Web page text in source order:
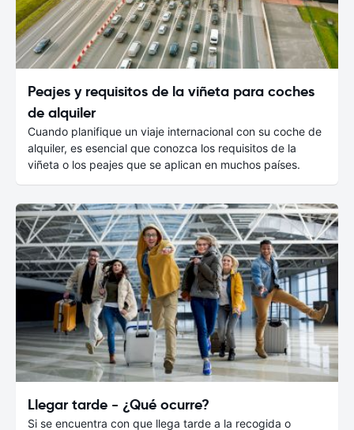
Peajes y requisitos de la viñeta para coches
de alquiler
Cuando planifique un viaje internacional con su coche de
alquiler, es esencial que conozca los requisitos de la
viñeta o los peajes que se aplican en muchos países.
Llegar tarde - ¿Qué ocurre?
Si se encuentra con que llega tarde a la recogida o